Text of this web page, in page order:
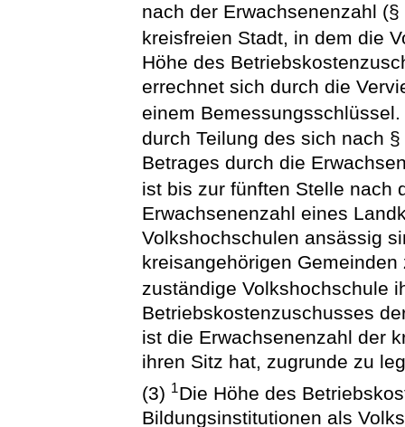
nach der Erwachsenenzahl
kreisfreien Stadt, in dem die
Höhe des
errechnet sich durch die
einem
durch Teilung des sich nach
Betrages durch die
ist bis zur fünften Stelle nach
Erwachsenenzahl eines
Volkshochschulen ansässig
kreisangehörigen
zuständige Volkshochschule
Betriebskostenzuschusses
ist die Erwachsenenzahl der
ihren Sitz hat, zugrunde zu
(3) 1Die Höhe des
Bildungsinstitutionen als